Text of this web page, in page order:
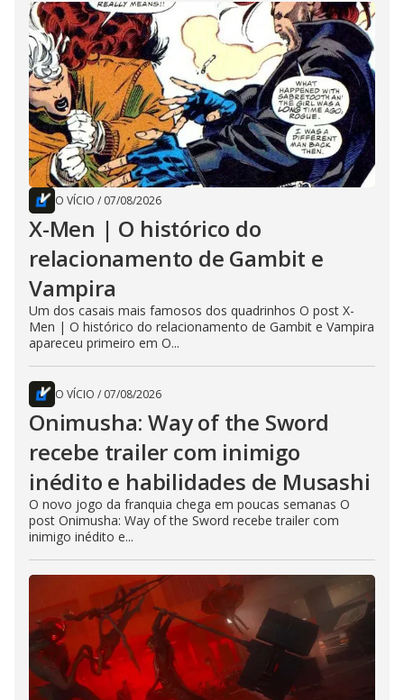
O VÍCIO / 07/08/2026
X-Men | O histórico do
relacionamento de Gambit e
Vampira
Um dos casais mais famosos dos quadrinhos O post X-
Men | O histórico do relacionamento de Gambit e Vampira
apareceu primeiro em O...
O VÍCIO / 07/08/2026
Onimusha: Way of the Sword
recebe trailer com inimigo
inédito e habilidades de Musashi
O novo jogo da franquia chega em poucas semanas O
post Onimusha: Way of the Sword recebe trailer com
inimigo inédito e...